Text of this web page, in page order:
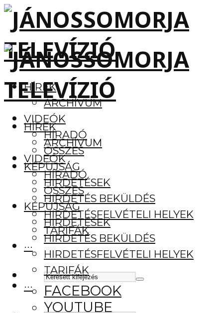
HÍREK
ARCHÍVUM
VIDEÓK
HÍRADÓ
ÖSSZES
KÉPÚJSÁG
HIRDETÉSEK
HIRDETÉS BEKÜLDÉS
HIRDETÉSFELVÉTELI HELYEK
TARIFÁK
···
FACEBOOK
YOUTUBE
HÍREK
ARCHÍVUM
VIDEÓK
HÍRADÓ
ÖSSZES
KÉPÚJSÁG
HIRDETÉSEK
HIRDETÉS BEKÜLDÉS
HIRDETÉSFELVÉTELI HELYEK
TARIFÁK
···